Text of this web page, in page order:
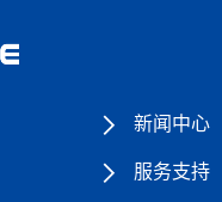
新闻中心
服务支持